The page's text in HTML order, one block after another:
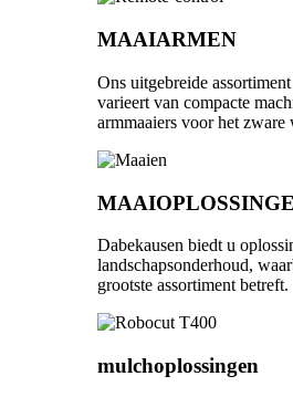
MAAIARMEN
Ons uitgebreide
varieert van compacte
armmaaiers voor het zware
Dabekausen biedt u
landschapsonderhoud,
grootste assortiment betreft.
mulchoplossingen